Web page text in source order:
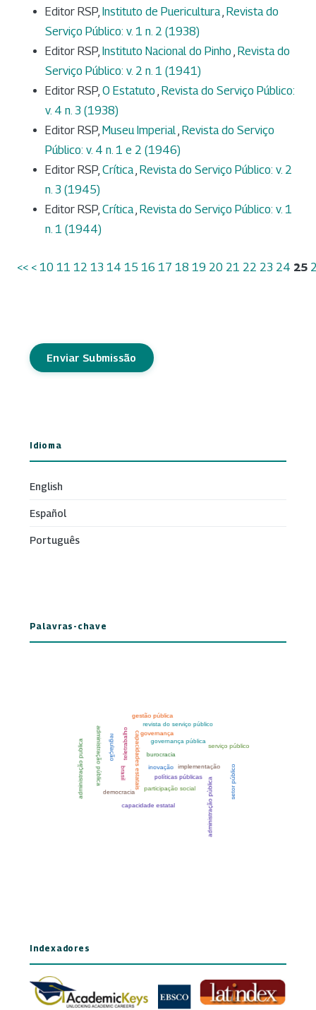
Editor RSP, Instituto de Puericultura, Revista do
Serviço Público: v. 1 n. 2 (1938)
Editor RSP, Instituto Nacional do Pinho , Revista do
Serviço Público: v. 2 n. 1 (1941)
Editor RSP, O Estatuto , Revista do Serviço Público:
v. 4 n. 3 (1938)
Editor RSP, Museu Imperial, Revista do Serviço
Público: v. 4 n. 1 e 2 (1946)
Editor RSP, Crítica, Revista do Serviço Público: v. 2
n. 3 (1945)
Editor RSP, Crítica, Revista do Serviço Público: v. 1
n. 1 (1944)
<< < 10 11 12 13 14 15 16 17 18 19 20 21 22 23 24 25
Enviar Submissão
Idioma
English
Español
Português
Palavras-chave
Indexadores